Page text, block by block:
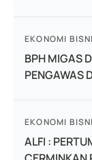
EKONOMI
BPH MIGAS
PENGAWAS
EKONOMI
ALFI :